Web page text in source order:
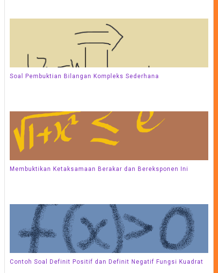
Soal Pembuktian Bilangan Kompleks Sederhana
Membuktikan Ketaksamaan Berakar dan Bereksponen Ini
Contoh Soal Definit Positif dan Definit Negatif Fungsi Kuadrat